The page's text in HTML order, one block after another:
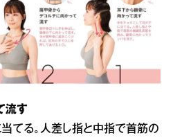
流す
てる。人差し指と中指で首筋の